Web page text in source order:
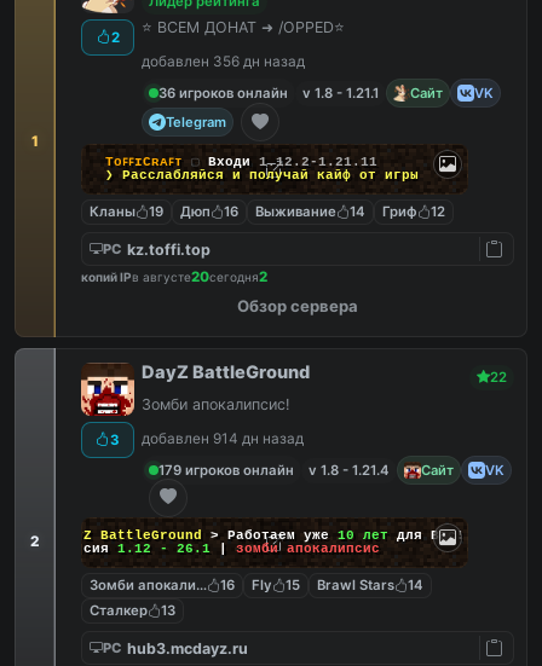
1
2
⭐ ВСЕМ ДОНАТ ➜ /OPPED⭐
добавлен 356 дн назад
36 игроков онлайн
v 1.8 - 1.21.1 Сайт
VK
Telegram
TᴏꜰꜰɪCʀᴀꜰᴛ ▢ Входи 1.12.2-1.21.11
❯ Расслабляйся и получай кайфот игры
Кланы 19 Дюп 16 Выживание 14 Гриф 12
PC kz.toffi.top
копий IPв августе20сегодня2
Обзор сервера
2
3
DayZ BattleGround 22
Зомби апокалипсис!
добавлен 914 дн назад
179 игроков онлайн
v 1.8 - 1.21.4 Сайт VK
DayZ BattleGround > Работаем уже 10 лет для Вас!
Версия 1.12 - 26.1 | зомби апокалипсис
Зомби апокалипсис16 Fly 15 Brawl Stars
14
Сталкер
13
PC hub3.mcdayz.ru